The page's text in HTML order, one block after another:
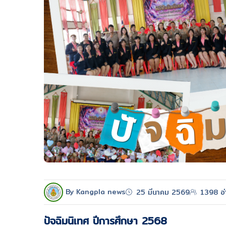
By Kangpla news 25 มีนาคม 2569 1398
ปัจฉิมนิเทศ ปีการศึกษา 2568